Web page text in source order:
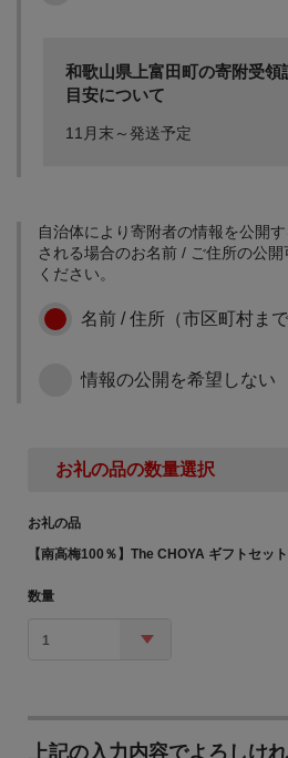
和歌山県上富田町の寄附受領
目安について
11月末～発送予定
自治体により寄附者の情報を公開
される場合のお名前 / ご住所の公
ください。
名前 / 住所（市区町村ま
情報の公開を希望しない
お礼の品の数量選択
お礼の品
【南高梅100％】The CHOYA ギフトセッ
数量
1
上記の入力内容でよろしけ